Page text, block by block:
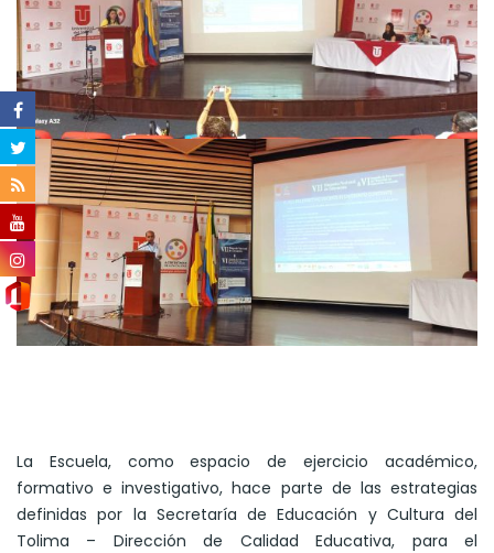
La Escuela, como espacio de ejercicio académico,
formativo e investigativo, hace parte de las estrategias
definidas por la Secretaría de Educación y Cultura del
Tolima – Dirección de Calidad Educativa, para el